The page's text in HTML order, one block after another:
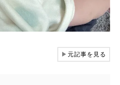
▶元記事を見る